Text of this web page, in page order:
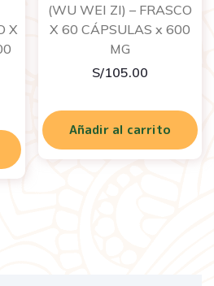
X
(WU WEI ZI) – FRASCO
X 60 CÁPSULAS x 600
MG
S/105.00
Añadir al carrito